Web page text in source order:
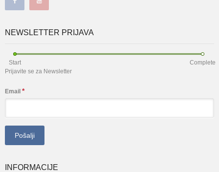
NEWSLETTER PRIJAVA
Start
Complete
Prijavite se za Newsletter
Email *
INFORMACIJE